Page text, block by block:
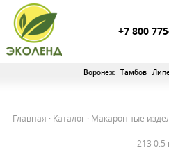
+7 800
Воронеж Тамбов
Главная · Каталог · Макаронные
213 0.5